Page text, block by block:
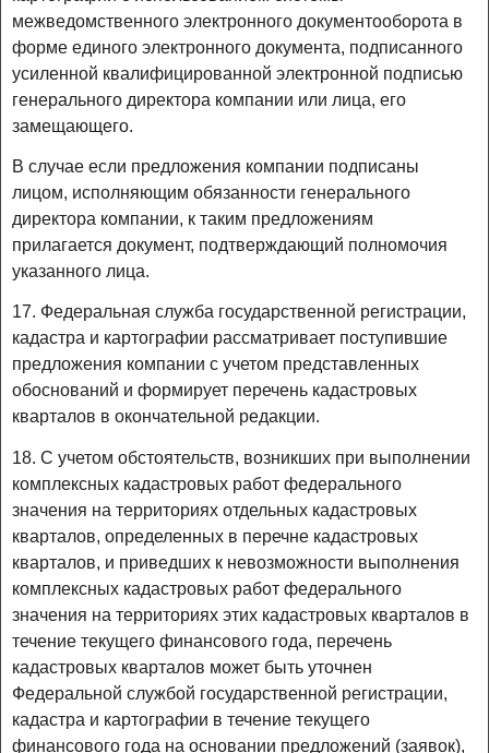
межведомственного электронного документооборота в
форме единого электронного документа, подписанного
усиленной квалифицированной электронной подписью
генерального директора компании или лица, его
замещающего.
В случае если предложения компании подписаны
лицом, исполняющим обязанности генерального
директора компании, к таким предложениям
прилагается документ, подтверждающий полномочия
указанного лица.
17. Федеральная служба государственной регистрации,
кадастра и картографии рассматривает поступившие
предложения компании с учетом представленных
обоснований и формирует перечень кадастровых
кварталов в окончательной редакции.
18. С учетом обстоятельств, возникших при выполнении
комплексных кадастровых работ федерального
значения на территориях отдельных кадастровых
кварталов, определенных в перечне кадастровых
кварталов, и приведших к невозможности выполнения
комплексных кадастровых работ федерального
значения на территориях этих кадастровых кварталов в
течение текущего финансового года, перечень
кадастровых кварталов может быть уточнен
Федеральной службой государственной регистрации,
кадастра и картографии в течение текущего
финансового года на основании предложений (заявок),